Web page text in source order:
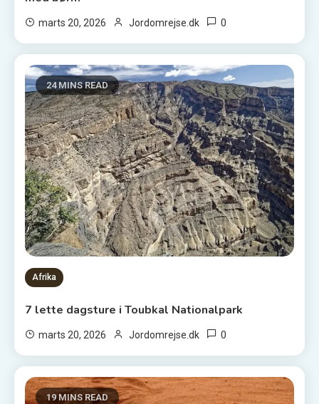
marts 20, 2026 Jordomrejse.dk 0
24 MINS READ
Afrika
7 lette dagsture i Toubkal Nationalpark
marts 20, 2026 Jordomrejse.dk 0
19 MINS READ